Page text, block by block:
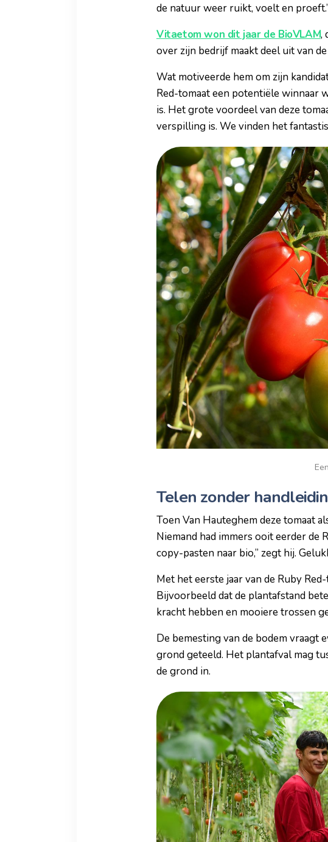
de natuur weer ruikt, voelt en
Vitaetom won dit jaar de BioVLAM,
over zijn bedrijf maakt deel uit van
Wat motiveerde hem om zijn
Red-tomaat een potentiële winnaar
is. Het grote voordeel van deze
verspilling is. We vinden het
Telen zonder
Toen Van Hauteghem deze tomaat
Niemand had immers ooit eerder de
copy-pasten naar bio,” zegt hij.
Met het eerste jaar van de Ruby
Bijvoorbeeld dat de plantafstand
kracht hebben en mooiere trossen
De bemesting van de bodem vraagt
grond geteeld. Het plantafval mag
de grond in.